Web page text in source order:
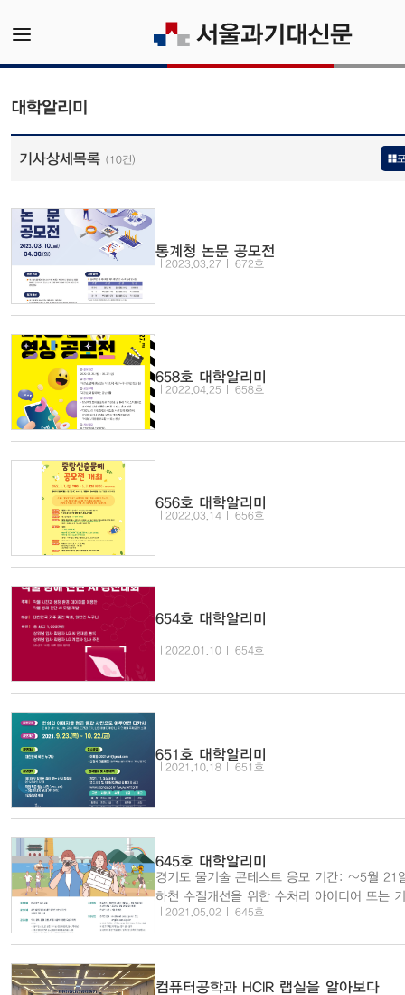
대학알리미
기사상세목록(10건)
통계청 논문 공모전
2023.03.27 672호
658호 대학알리미
2022.04.25 658호
656호 대학알리미
2022.03.14 656호
654호 대학알리미
2022.01.10 654호
651호 대학알리미
2021.10.18 651호
645호 대학알리미
경기도 물기술 콘테스트 응모 기간: ~5월 21일(금) 응모 부문:
하천 수질개선을 위한 수처리 아이디어 또는
용으로 공공처리시설 또는 하천의 색도 저감
처리시설 등에 적용이 가능한 하천 수질개선
2021.05.02 645호
컴퓨터공학과 HCIR 랩실을 알아보다